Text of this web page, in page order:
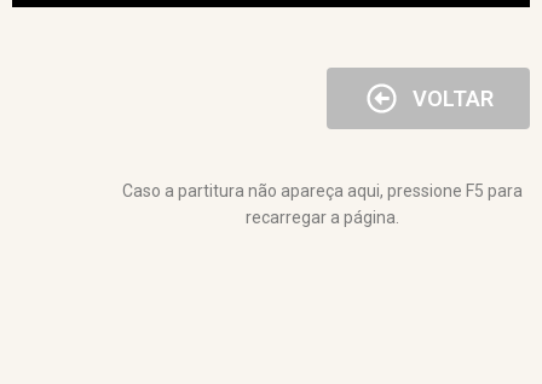
VOLTAR
Caso a partitura não apareça aqui, pressione F5 para
recarregar a página.